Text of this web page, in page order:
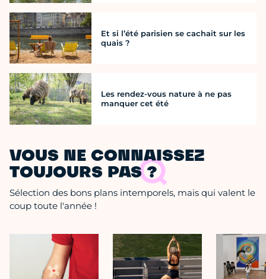
Et si l’été parisien se cachait sur les
quais ?
Les rendez-vous nature à ne pas
manquer cet été
VOUS NE CONNAISSEZ
TOUJOURS PAS ?
Sélection des bons plans intemporels, mais qui valent le
coup toute l'année !